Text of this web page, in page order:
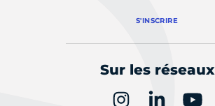
S'INSCRIRE
Sur les réseaux